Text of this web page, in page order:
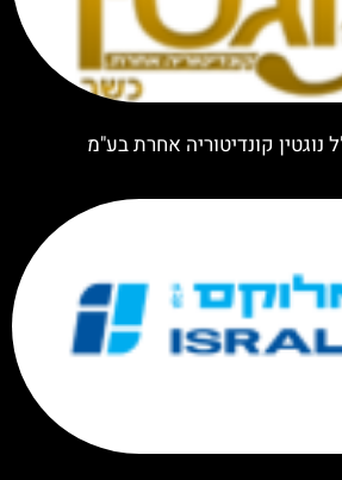
נוגטין קונדיטוריה אחרת בע"מ